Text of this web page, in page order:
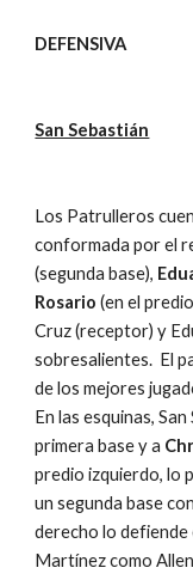
DEFENSIVA
San Sebastián
Los Patrulleros
conformada por el
(segunda base),
Rosario (en el
Cruz (receptor) y
sobresalientes.  El
de los mejores
En las esquinas,
primera base y a
predio izquierdo, lo
un segunda base
derecho lo defiende
Martínez como